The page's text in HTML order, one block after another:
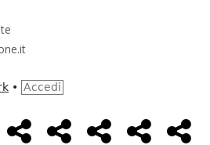
• Accedi
MenùHome
Page
Alimentazione
AmbienteBambini